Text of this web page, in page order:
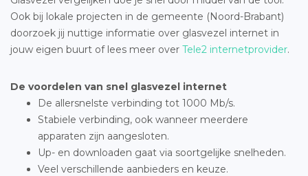
Ook bij lokale projecten in de gemeente (Noord-Brabant)
doorzoek jij nuttige informatie over glasvezel internet in
jouw eigen buurt of lees meer over Tele2 internetprovider.
De voordelen van snel glasvezel internet
De allersnelste verbinding tot 1000 Mb/s.
Stabiele verbinding, ook wanneer meerdere
apparaten zijn aangesloten.
Up- en downloaden gaat via soortgelijke snelheden.
Veel verschillende aanbieders en keuze.